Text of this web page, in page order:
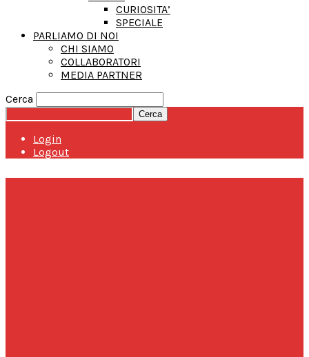
CURIOSITA’
SPECIALE
PARLIAMO DI NOI
CHI SIAMO
COLLABORATORI
MEDIA PARTNER
Cerca
Login
Logout